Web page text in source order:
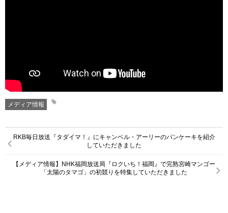
メディア情報
RKB毎日放送『タダイマ！』にキャンベル・アーリーのパンケーキを紹介
していただきました
【メディア情報】NHK福岡放送局『ロクいち！福岡』で完熟宮崎マンゴー
「太陽のタマゴ」の初競りを特集していただきました